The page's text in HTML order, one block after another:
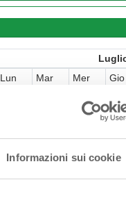
Informazioni sui cookie
Lun
Mar Mer Gio
08 09
20
21 22 23